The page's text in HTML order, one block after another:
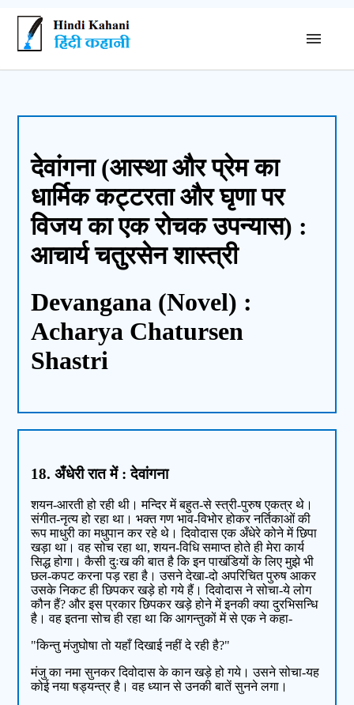
देवांगना (आस्था और प्रेम का
धार्मिक कट्टरता और घृणा पर
विजय का एक रोचक उपन्यास) :
आचार्य चतुरसेन शास्त्री
Devangana (Novel) :
Acharya Chatursen
Shastri
18. अँधेरी रात में : देवांगना
शयन-आरती हो रही थी। मन्दिर में बहुत-से स्त्री-पुरुष एकत्र थे।
संगीत-नृत्य हो रहा था। भक्त गण भाव-विभोर होकर नर्तिकाओं की
रूप माधुरी का मधुपान कर रहे थे। दिवोदास एक अँधेरे कोने में छिपा
खड़ा था। वह सोच रहा था, शयन-विधि समाप्त होते ही मेरा कार्य
सिद्ध होगा। कैसी दुःख की बात है कि इन पाखंडियों के लिए मुझे भी
छल-कपट करना पड़ रहा है। उसने देखा-दो अपरिचित पुरुष आकर
उसके निकट ही छिपकर खड़े हो गये हैं। दिवोदास ने सोचा-ये लोग
कौन हैं? और इस प्रकार छिपकर खड़े होने में इनकी क्या दुरभिसन्धि
है। वह इतना सोच ही रहा था कि आगन्तुकों में से एक ने कहा-
"किन्तु मंजुघोषा तो यहाँ दिखाई नहीं दे रही है?"
मंजु का नमा सुनकर दिवोदास के कान खड़े हो गये। उसने सोचा-यह
कोई नया षड्यन्त्र है। वह ध्यान से उनकी बातें सुनने लगा।